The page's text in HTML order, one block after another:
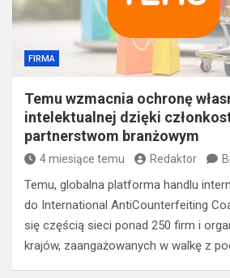
FIRMA
Temu wzmacnia ochronę
intelektualnej dzięki
partnerstwom branżowym
4 miesiące temu Redaktor
Temu, globalna platforma handlu
do International AntiCounterfeiting
się częścią sieci ponad 250 firm i
krajów, zaangażowanych w walkę z